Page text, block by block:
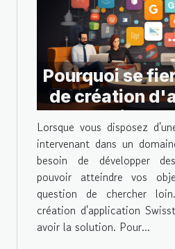
Pourquoi se
de création
Lorsque vous disposez
intervenant dans un
besoin de développer
pouvoir atteindre vos
question de chercher
création d'application
avoir la solution. Pour...